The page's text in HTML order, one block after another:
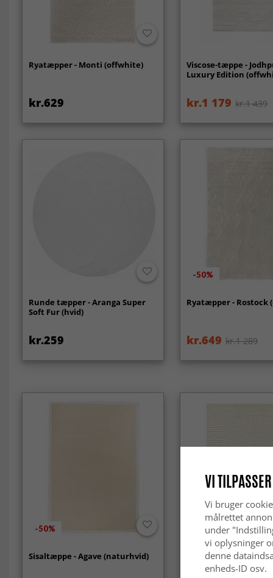
Ryatæpper - Monti (offwhite)
kr.629
Viscose-tæppe -
Luxury Edition
kr.1 179 kr.1 439
Runde tæpper - Aranga Super
Soft Fur (hvid)
kr.259
-50%
Ryatæpper - Rostock
kr.649 kr.1 289
-50%
Sisaltæppe - Agave (naturhvid)
-40%
Shaggy Indoor/
(fløde)
VI
Vi bruger
målrettet
under
vi oplysninger
denne
enheds-ID osv.